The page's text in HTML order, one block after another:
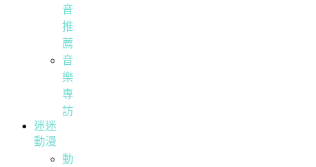
音
推
薦
音
樂
專
訪
迷迷
動漫
動